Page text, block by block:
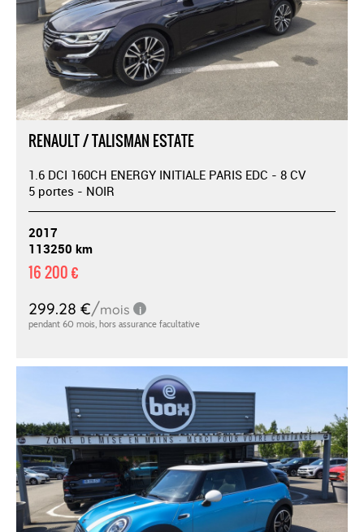
RENAULT / TALISMAN ESTATE
1.6 DCI 160CH ENERGY INITIALE PARIS EDC - 8 CV
5 portes - NOIR
2017
113250 km
16 200 €